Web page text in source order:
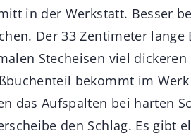
in der Werkstatt. Besser
Der 33 Zentimeter
Stecheisen viel
bekommt im
das Aufspalten bei harten
den Schlag. Es gibt